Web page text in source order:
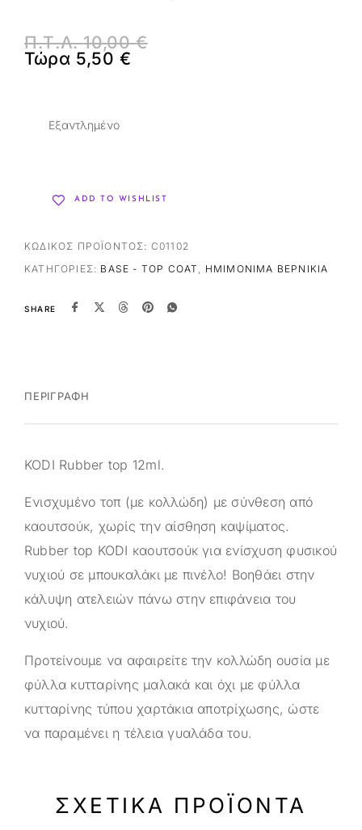
Π.Τ.Λ.10,00€
Τώρα 5,50€
Εξαντλημένο
ADD TO WISHLIST
ΚΩΔΙΚΌΣ ΠΡΟΪΌΝΤΟΣ: C01102
ΚΑΤΗΓΟΡΊΕΣ: BASE - TOP COAT , ΗΜΙΜΌΝΙΜΑ ΒΕΡΝΊΚΙΑ
SHARE
ΠΕΡΙΓΡΑΦΉ
KODI Rubber top 12ml.
Eνισχυμένο τοπ (με κολλώδη) με σύνθεση από
καουτσούκ, χωρίς την αίσθηση καψίματος.
Rubber top KODI καουτσούκ για ενίσχυση φυσικού
νυχιού σε μπουκαλάκι με πινέλο! Βοηθάει στην
κάλυψη ατελειών πάνω στην επιφάνεια του
νυχιού.
Προτείνουμε να αφαιρείτε την κολλώδη ουσία με
φύλλα κυτταρίνης μαλακά και όχι με φύλλα
κυτταρίνης τύπου χαρτάκια αποτρίχωσης, ώστε
να παραμένει η τέλεια γυαλάδα του.
ΣΧΕΤΙΚΆ ΠΡΟΪΌΝΤΑ